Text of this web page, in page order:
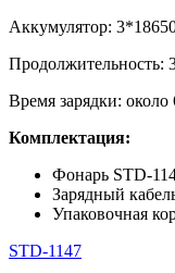
Аккумулятор:
Продолжительность:
Время зарядки: около
Комплектация:
Фонарь STD-
Зарядный
Упаковочная
STD-1147